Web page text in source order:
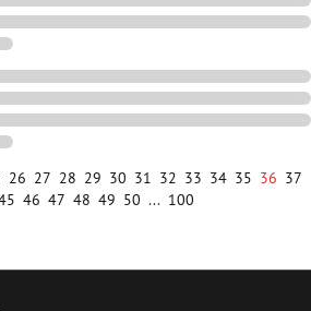
26 27 28 29 30 31 32 33 34 35 36 37
46 47 48 49 50 ... 100